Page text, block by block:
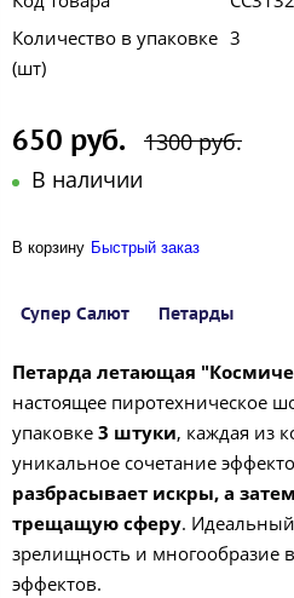
Количество в упаковке
(шт)
3
650 руб.
1300 руб.
В наличии
В корзину Быстрый заказ
Супер Салют Петарды
Петарда летающая
настоящее пиротехническое
упаковке 3 штуки, каждая из
уникальное сочетание
разбрасывает искры, а
трещащую сферу.
зрелищность и многообразие
эффектов.